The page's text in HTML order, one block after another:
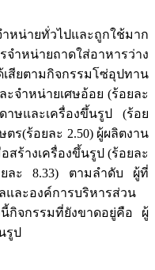
ายทั่วไปและถูกใช้มาก
หน่ายถาดใส่อาหารว่าง
สียตามกิจกรรมโซ่อุปทาน
จำหน่ายเศษอ้อย (ร้อยละ
าษและเครื่องขึ้นรูป (ร้อย
ตร(ร้อยละ 2.50) ผู้ผลิตงาน
สร้างเครื่องขึ้นรูป (ร้อยละ
ยละ 8.33) ตามลำดับ ผู้ที่
และองค์การบริหารส่วน
กิจกรรมที่ยังขาดอยู่คือ ผู้
รูป